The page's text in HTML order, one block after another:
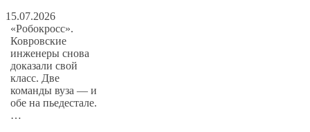
15.07.2026
«Робокросс».
Ковровские
инженеры снова
доказали свой
класс. Две
команды вуза — и
обе на пьедестале.
…